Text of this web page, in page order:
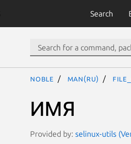
Search
noble man(ru)
ИМЯ
Provided by: selinux-utils